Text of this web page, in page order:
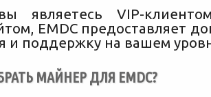
являетесь VIP-
EMDC предоставляет
и поддержку на вашем
МАЙНЕР ДЛЯ EMDC?